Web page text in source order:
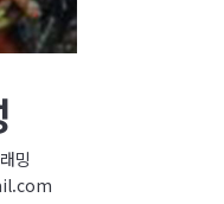
밍